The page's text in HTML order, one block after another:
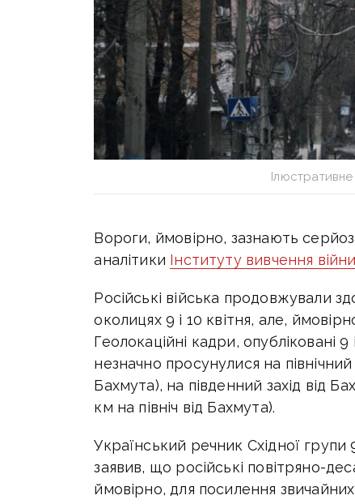
Вороги, ймовірно, зазнають
аналітики Інституту вивчення війни
Російські війська продовжували
околицях 9 і 10 квітня, але,
Геолокаційні кадри, опубліковані
незначно просунулися на
Бахмута), на південний захід від
км на північ від Бахмута).
Український речник Східної
заявив, що російські повітряно-
ймовірно, для посилення